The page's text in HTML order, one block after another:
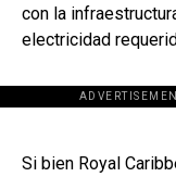
con la
electricidad
Si bien Royal